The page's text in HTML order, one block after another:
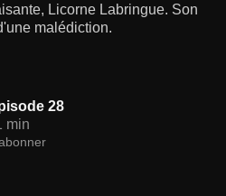
Licorne Labringue. Son
malédiction.
28
min